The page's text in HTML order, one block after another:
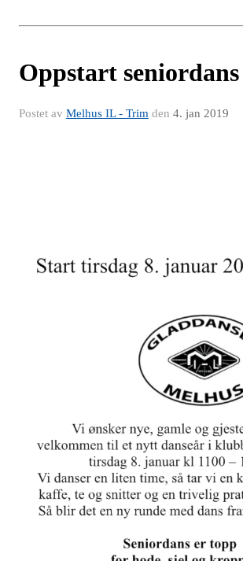
Oppstart seniordans
Postet av Melhus IL - Trim den 4. jan 2019